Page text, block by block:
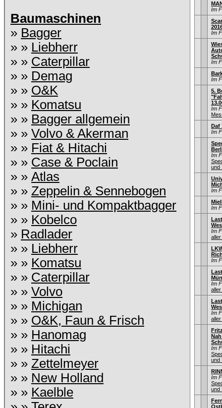
Baumaschinen
» Bagger
» » Liebherr
» » Caterpillar
» » Demag
» » O&K
» » Komatsu
» » Bagger allgemein
» » Volvo & Akerman
» » Fiat & Hitachi
» » Case & Poclain
» » Atlas
» » Zeppelin & Sennebogen
» » Mini- und Kompaktbagger
» » Kobelco
» Radlader
» » Liebherr
» » Komatsu
» » Caterpillar
» » Volvo
» » Michigan
» » O&K, Faun & Frisch
» » Hanomag
» » Hitachi
» » Zettelmeyer
» » New Holland
» » Kaelble
Im
Im
Im
Im
5.
Im
Daf
Im
Im
und
Im
Im
Im
aller
Im
Im
aller
Im
aller
Im
und
Im
und